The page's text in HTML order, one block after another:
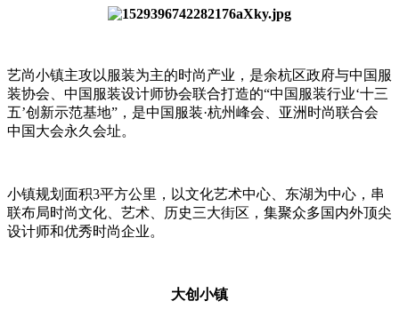
艺尚小镇主攻以服装为主的时尚产业，是余杭区政府与中国服
装协会、中国服装设计师协会联合打造的“中国服装行业‘十三
五’创新示范基地”，是中国服装·杭州峰会、亚洲时尚联合会
中国大会永久会址。
小镇规划面积3平方公里，以文化艺术中心、东湖为中心，串
联布局时尚文化、艺术、历史三大街区，集聚众多国内外顶尖
设计师和优秀时尚企业。
大创小镇